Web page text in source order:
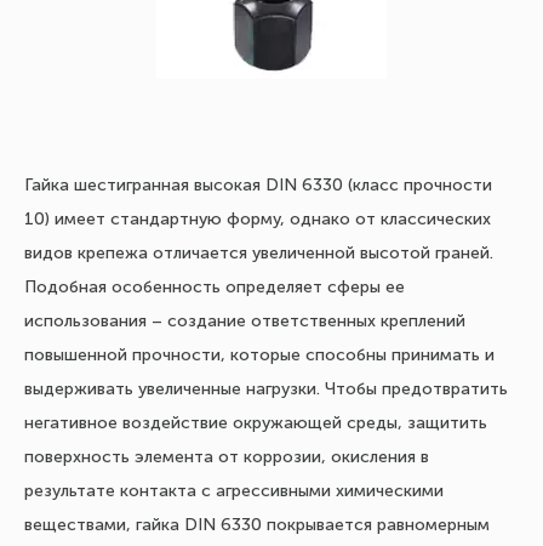
Гайка шестигранная высокая DIN 6330 (класс прочности
10) имеет стандартную форму, однако от классических
видов крепежа отличается увеличенной высотой граней.
Подобная особенность определяет сферы ее
использования – создание ответственных креплений
повышенной прочности, которые способны принимать и
выдерживать увеличенные нагрузки. Чтобы предотвратить
негативное воздействие окружающей среды, защитить
поверхность элемента от коррозии, окисления в
результате контакта с агрессивными химическими
веществами, гайка DIN 6330 покрывается равномерным